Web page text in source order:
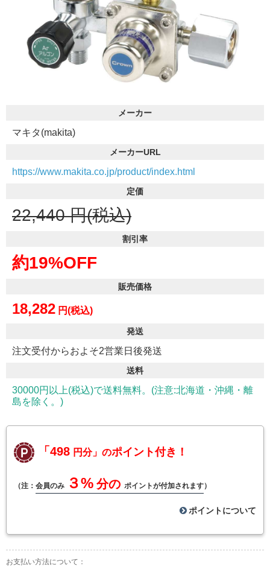
メーカー
マキタ(makita)
メーカーURL
https://www.makita.co.jp/product/index.html
定価
22,440 円(税込)
割引率
約19%OFF
販売価格
18,282 円(税込)
発送
注文受付からおよそ2営業日後発送
送料
30000円以上(税込)で送料無料。(注意:北海道・沖縄・離
島を除く。)
「498 円分」のポイント付き！
（注： 会員のみ ３% 分の ポイントが付加されます）
ポイントについて
お支払い方法について：